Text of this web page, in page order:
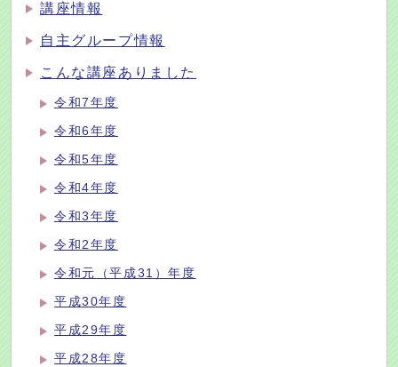
講座情報
自主グループ情報
こんな講座ありました
令和7年度
令和6年度
令和5年度
令和4年度
令和3年度
令和2年度
令和元（平成31）年度
平成30年度
平成29年度
平成28年度